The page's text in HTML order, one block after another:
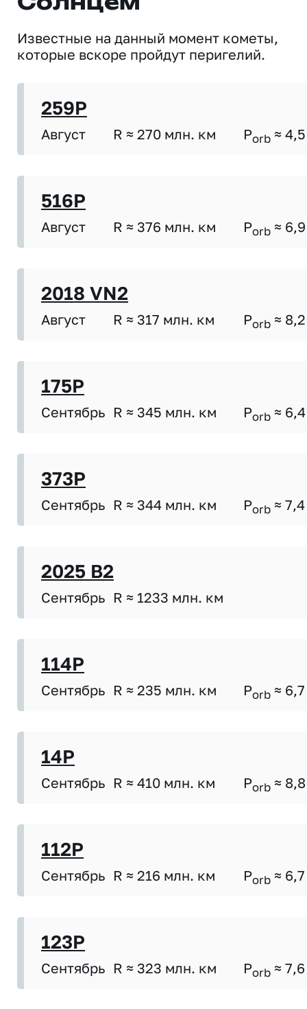
Известные на данный момент кометы,
которые вскоре пройдут перигелий.
259P
Август R ≈ 270 млн. км Porb ≈ 4,5
516P
Август R ≈ 376 млн. км Porb ≈ 6,9
2018 VN2
Август R ≈ 317 млн. км Porb ≈ 8,2
175P
Сентябрь R ≈ 345 млн. км Porb ≈ 6,4
373P
Сентябрь R ≈ 344 млн. км Porb ≈ 7,4
2025 B2
Сентябрь R ≈ 1233 млн. км
114P
Сентябрь R ≈ 235 млн. км Porb ≈ 6,7
14P
Сентябрь R ≈ 410 млн. км Porb ≈ 8,8
112P
Сентябрь R ≈ 216 млн. км Porb ≈ 6,7
123P
Сентябрь R ≈ 323 млн. км Porb ≈ 7,6